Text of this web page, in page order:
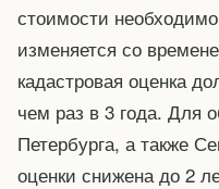
стоимости
изменяется со
кадастровая оценка
чем раз в 3 года. Для
Петербурга, а также
оценки снижена до 2